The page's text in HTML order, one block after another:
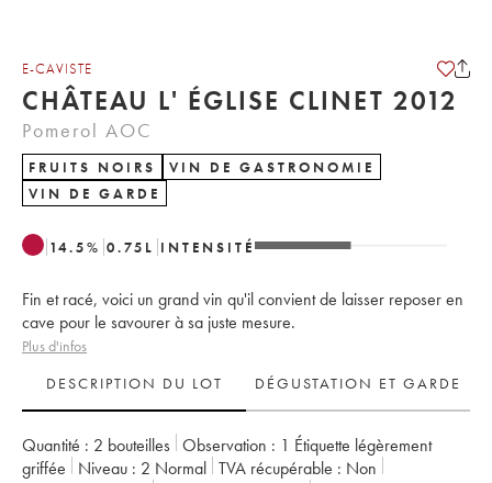
E-CAVISTE
CHÂTEAU L' ÉGLISE CLINET 2012
Pomerol AOC
FRUITS NOIRS
VIN DE GASTRONOMIE
VIN DE GARDE
14.5% 0.75 L INTENSITÉ
Fin et racé, voici un grand vin qu'il convient de laisser reposer en
cave pour le savourer à sa juste mesure.
Plus d'infos
DESCRIPTION DU LOT
DÉGUSTATION ET GARDE
Quantité : 2 bouteilles Observation : 1 Étiquette légèrement
griffée
Niveau : 2 Normal TVA récupérable :
non